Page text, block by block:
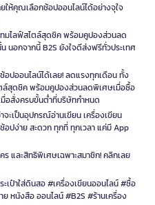
ให้คุณเลือกช้อปออนไลน์ได้อย่างจุใจ
ทมไลฟ์สไตล์สุดชิค พร้อมคูปองส่วนลด
นอกจากนี้ B2S ยังใจดีส่งฟรีทั่วประเทศ
อปออนไลน์ได้เลย! ลดแรงทุกเดือน ทั้ง
ล์สุดชิค พร้อมคูปองส่วนลดพิเศษเมื่อซื้อ
มื่อสั่งครบขั้นต่ำที่บริษัทกำหนด
ะเป็นอุปกรณ์อ่านเขียน เครื่องเขียน
ปง่าย สะดวก ทุกที่ ทุกเวลา แค่มี App
ร และสิทธิพิเศษเฉพาะสมาชิก! คลิกเลย
เป๋าใส่ดินสอ #เครื่องเขียนออนไลน์ #ซื้อ
หนังสือ ออนไลน์ #B2S #ร้านเครื่อง